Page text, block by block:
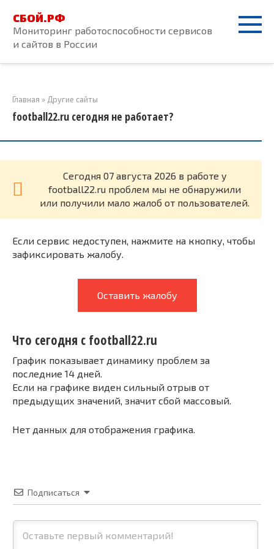
контенту
СБОЙ.РФ
Мониторинг работоспособности сервисов
и сайтов в России
Главная » Другие сайты
football22.ru сегодня не работает?
Cегодня 07 августа 2026 в работе у
football22.ru проблем мы не обнаружили
или получили мало жалоб от пользователей.
Если сервис недоступен, нажмите на кнопку, чтобы
зафиксировать жалобу.
Оставить жалобу
Что сегодня с football22.ru
График показывает динамику проблем за
последние 14 дней.
Если на графике виден сильный отрыв от
предыдущих значений, значит сбой массовый.
Нет данных для отображения графика.
Подписаться